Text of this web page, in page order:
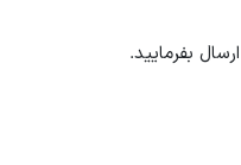
بفرمایید.